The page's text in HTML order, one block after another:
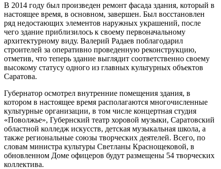
В 2014 году был произведен ремонт фасада здания, который в
настоящее время, в основном, завершен. Был восстановлен
ряд недостающих элементов наружных украшений, после
чего здание приблизилось к своему первоначальному
архитектурному виду. Валерий Радаев поблагодарил
строителей за оперативно проведенную реконструкцию,
отметив, что теперь здание выглядит соответственно своему
высокому статусу одного из главных культурных объектов
Саратова.
Губернатор осмотрел внутренние помещения здания, в
котором в настоящее время располагаются многочисленные
культурные организации, в том числе концертная студия
«Поволжье», Губернский театр хоровой музыки, Саратовский
областной колледж искусств, детская музыкальная школа, а
также региональные союзы творческих деятелей. Всего, по
словам министра культуры Светланы Краснощековой, в
обновленном Доме офицеров будут размещены 54 творческих
коллектива.